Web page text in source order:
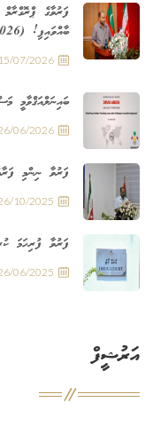
ފަރުވާގެ
ބާއްވައިފި! (2026)
15/07/2026
ބައިނަލްއަޤްވާމީ
06/2026
ފަރުވާ ނިންމި
10/2025
ފަރުވާ ފުރިހަމަ ކުރި މީހުންގެ
06/2025
އަރުޝީފް